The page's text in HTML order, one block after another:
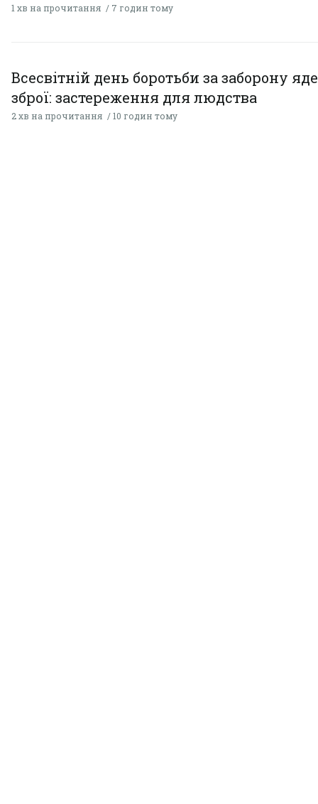
1 хв на прочитання 7 годин тому
Всесвітній день боротьби за заборону
зброї: застереження для людства
2 хв на прочитання 10 годин тому